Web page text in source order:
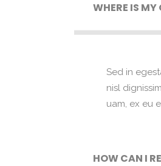
WHERE IS MY
Sed in
nisl
uam, ex eu
HOW CAN I